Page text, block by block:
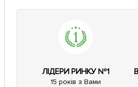
ЛІДЕРИ РИНКУ №1
15 років з Вами